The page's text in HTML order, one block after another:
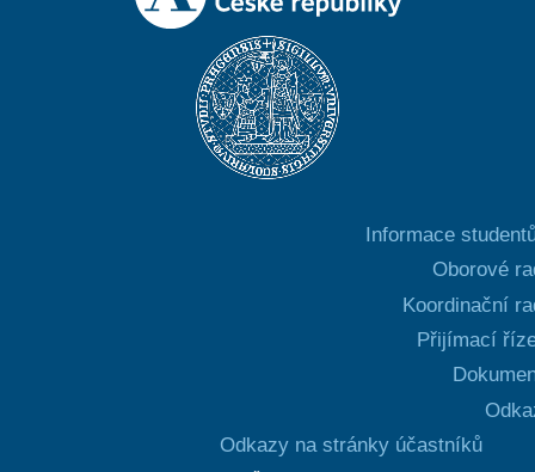
Informace
Oborové
Koordinační
Přijímací
Odkazy na stránky účastníků